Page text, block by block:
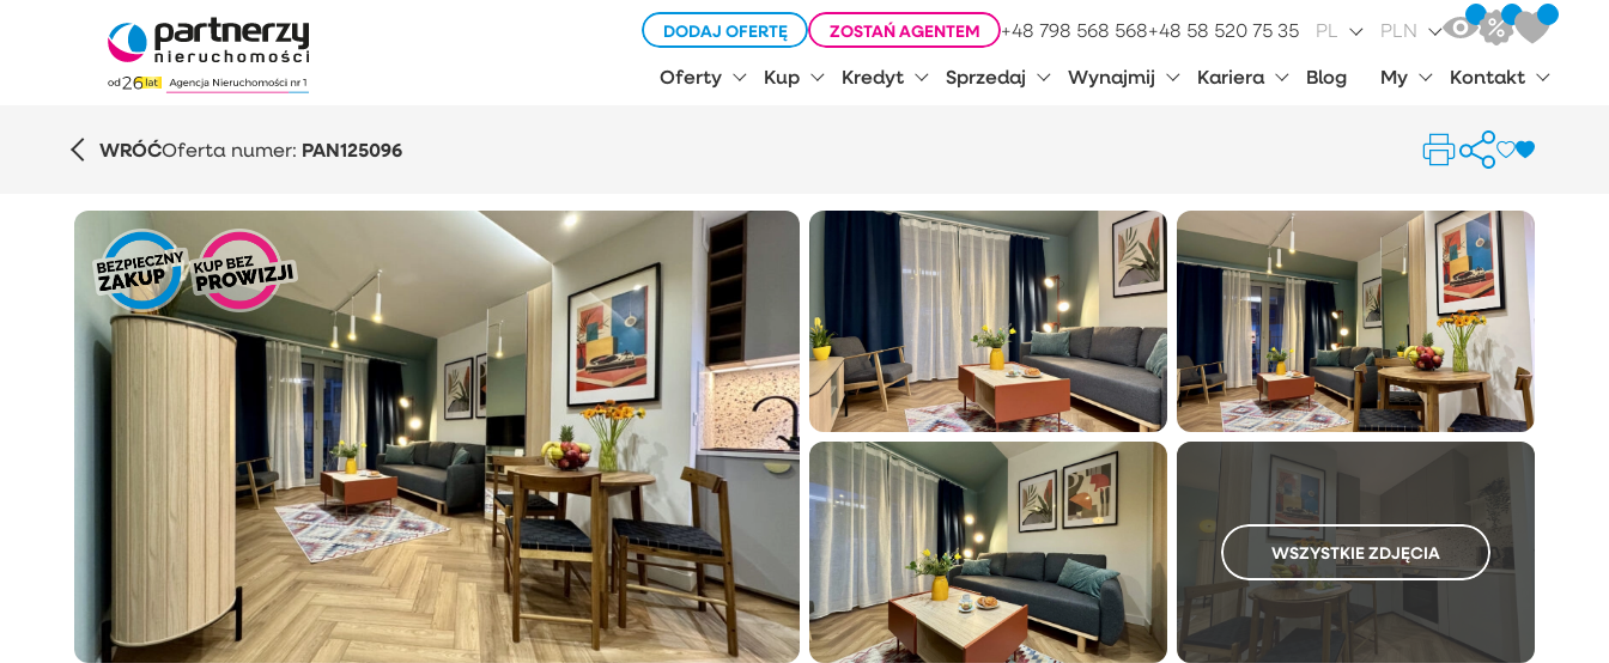
DODAJ OFERTĘ ZOSTAŃ AGENTEM +48 798 568 568+48 58 520 75 35 PL PLN
Oferty Kup Kredyt Sprzedaj Wynajmij Kariera Blog My Kontakt
WRÓĆOferta numer: PAN125096
WSZYSTKIE ZDJĘCIA